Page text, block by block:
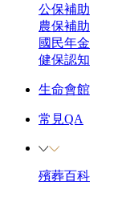
公保補助
農保補助
國民年金
健保認知
生命會館
常見QA
殯葬百科